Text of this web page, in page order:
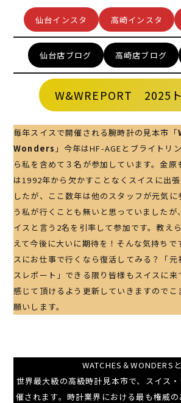
仙台インスタ 高崎インスタ
仙台店ブログ 高崎店ブログ
W&WREPORT 2025
毎年スイスで開催される腕時計の見本市「
Wonders 」今年はHF-AGEとブライトリ
ら私を含めて３名が参加しています。金原
は1992年から欠かすことなくスイスに出
したが、ここ数年は他のスタッフが元気に
う私が行くことも無いと思っていましたが
イスと言う2名を引率して参加です。教え
えて今後に大いに期待を！そんな気持ちで
スにお仕事で行くなら復活してみる？「
スレポート」できる限り皆様もスイスに来
感じて頂けるよう更新していきますのでこ
願いします。
WATCHES＆WONDERS
世界最大級の高級時計見本市で、スイス
催されます。時計業界における最も権威